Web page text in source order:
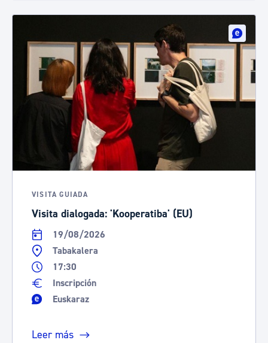
VISITA GUIADA
Visita dialogada: 'Kooperatiba' (EU)
19/08/2026
Tabakalera
17:30
Inscripción
Euskaraz
Leer más